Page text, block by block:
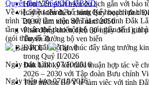
Hòn Yến phát triển du lịch gắn với bảo
Lấy ý kiến điều chỉnh Quy hoạch tỉnh
2030, tầm nhìn đến năm 2050
Phát động chiến dịch 30 ngày đêm giải
Tuyến đường bộ ven biển
Đắk Lắk nỗ lực thúc đẩy tăng trưởng
trong Quý II/2026
Đắk Lắk ký kết thỏa thuận hợp tác về
2026 – 2030 với Tập đoàn Bưu chính
Thứ trưởng Bộ Y tế làm việc với tỉnh
Quyết định 2964/QĐ-UBND
Về việc điều chỉnh, bổ sung Kế hoạch lựa
trình Trụ sở làm việc Sở Tài chính tỉnh Đắk
tầng và sân thể thao nội bộ (gói thầu số 1);
(gói thầu số 3)
Bản PDF
Tải về
Ngày ban hành:07/10/2016
Ngày hiệu lực:07/10/2016